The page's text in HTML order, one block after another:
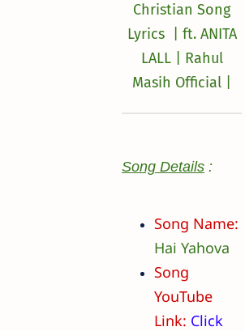
Christian Song
Lyrics | ft. ANITA
LALL | Rahul
Masih Official |
Song Details :
Song Name:
Hai Yahova
Song
YouTube
Link: Click